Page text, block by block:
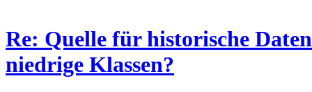
Re: Quelle für historische
niedrige Klassen?